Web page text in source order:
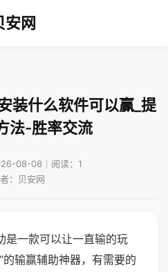
安网
装什么软件可以赢_提
法-胜率交流
08-08｜阅读：1
：贝安网
是一款可以让一直输的玩
的输赢辅助神器，有需要的